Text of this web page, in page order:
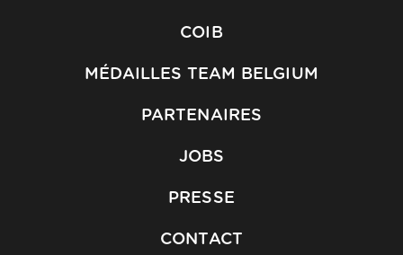
COIB
MÉDAILLES TEAM BELGIUM
PARTENAIRES
JOBS
PRESSE
CONTACT